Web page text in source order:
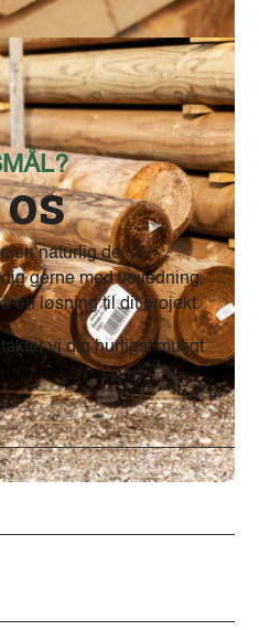
en naturlig del af
gerne med vejledning,
en løsning til dit projekt.
vi dig hurtigst muligt.